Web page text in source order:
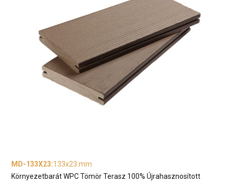
MD-133X23:133x23 mm
Környezetbarát WPC Tömör Terasz 100% Újrahasznosított